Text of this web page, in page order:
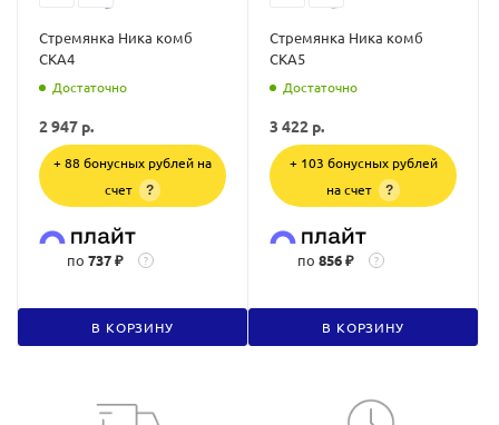
Стремянка Ника комб
СКA4
Достаточно
2 947 р.
+ 88 бонусных рублей на
счет
?
по 737 ₽ ?
В КОРЗИНУ
Стремянка Ника комб
СКA5
Достаточно
3 422 р.
+ 103 бонусных рублей
на счет
?
по 856 ₽ ?
В КОРЗИНУ